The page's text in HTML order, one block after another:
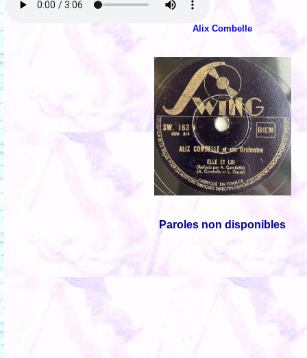
Alix Combelle
Paroles non disponibles